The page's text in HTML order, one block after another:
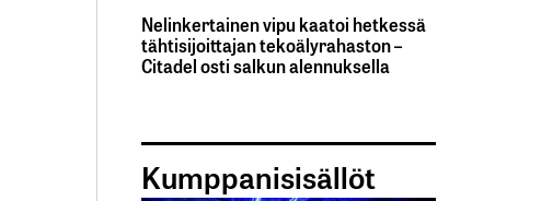
Nelinkertainen vipu kaatoi hetkessä
tähtisijoittajan tekoälyrahaston –
Citadel osti salkun alennuksella
Kumppanisisällöt